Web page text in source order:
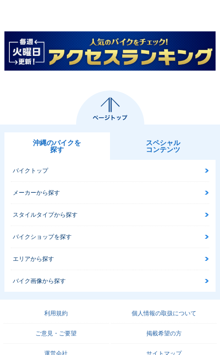
沖縄のバイクを
探す
スペシャル
コンテンツ
バイクトップ
メーカーから探す
スタイルタイプから探す
バイクショップを探す
エリアから探す
バイク画像から探す
利用規約 個人情報の取扱について
ご意見・ご要望 掲載希望の方